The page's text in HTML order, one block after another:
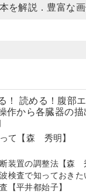
を解説．豊富な
！ 読める！腹部
作から各臓器の
て【森 秀明】
装置の調整法【森
検査で知っておき
【平井都始子】